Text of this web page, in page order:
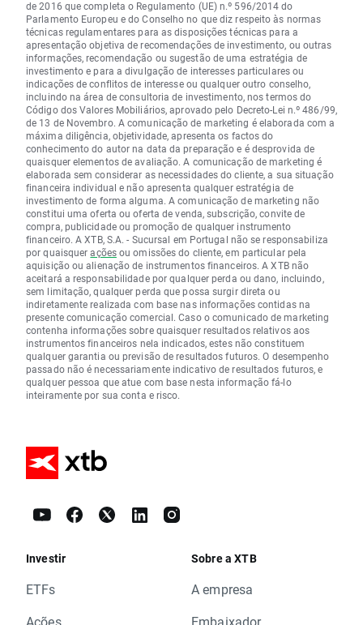
de 2016 que completa o Regulamento (UE) n.º 596/2014 do
Parlamento Europeu e do Conselho no que diz respeito às normas
técnicas regulamentares para as disposições técnicas para a
apresentação objetiva de recomendações de investimento, ou outras
informações, recomendação ou sugestão de uma estratégia de
investimento e para a divulgação de interesses particulares ou
indicações de conflitos de interesse ou qualquer outro conselho,
incluindo na área de consultoria de investimento, nos termos do
Código dos Valores Mobiliários, aprovado pelo Decreto-Lei n.º 486/99,
de 13 de Novembro. A comunicação de marketing é elaborada com a
máxima diligência, objetividade, apresenta os factos do
conhecimento do autor na data da preparação e é desprovida de
quaisquer elementos de avaliação. A comunicação de marketing é
elaborada sem considerar as necessidades do cliente, a sua situação
financeira individual e não apresenta qualquer estratégia de
investimento de forma alguma. A comunicação de marketing não
constitui uma oferta ou oferta de venda, subscrição, convite de
compra, publicidade ou promoção de qualquer instrumento
financeiro. A XTB, S.A. - Sucursal em Portugal não se responsabiliza
por quaisqueraçõesou omissões do cliente, em particular pela
aquisição ou alienação de instrumentos financeiros. A XTB não
aceitará a responsabilidade por qualquer perda ou dano, incluindo,
sem limitação, qualquer perda que possa surgir direta ou
indiretamente realizada com base nas informações contidas na
presente comunicação comercial. Caso o comunicado de marketing
contenha informações sobre quaisquer resultados relativos aos
instrumentos financeiros nela indicados, estes não constituem
qualquer garantia ou previsão de resultados futuros. O desempenho
passado não é necessariamente indicativo de resultados futuros, e
qualquer pessoa que atue com base nesta informação fá-lo
inteiramente por sua conta e risco.
Investir
ETFs
Ações
Sobre a XTB
A empresa
Embaixador